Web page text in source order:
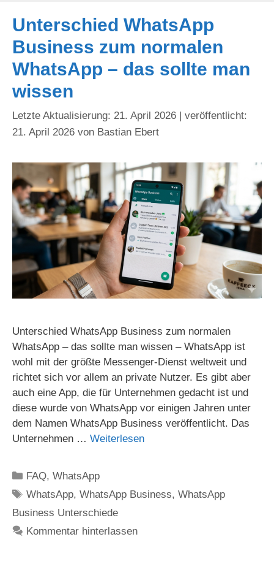
Unterschied WhatsApp
Business zum normalen
WhatsApp – das sollte man
wissen
21. April 2026
21. April 2026 von Bastian Ebert
Unterschied WhatsApp Business zum normalen
WhatsApp – das sollte man wissen – WhatsApp ist
wohl mit der größte Messenger-Dienst weltweit und
richtet sich vor allem an private Nutzer. Es gibt aber
auch eine App, die für Unternehmen gedacht ist und
diese wurde von WhatsApp vor einigen Jahren unter
dem Namen WhatsApp Business veröffentlicht. Das
Unternehmen … Weiterlesen
Kategorien
FAQ,WhatsApp
Schlagwörter
WhatsApp,WhatsApp Business,WhatsApp
Business Unterschiede
Kommentar hinterlassen